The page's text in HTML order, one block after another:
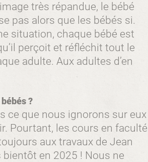
très répandue, le bébé
pas alors que les bébés si.
situation, chaque bébé est
perçoit et réfléchit tout le
adulte. Aux adultes d’en
?
ce que nous ignorons sur eux
Pourtant, les cours en faculté
aux travaux de Jean
en 2025 ! Nous ne